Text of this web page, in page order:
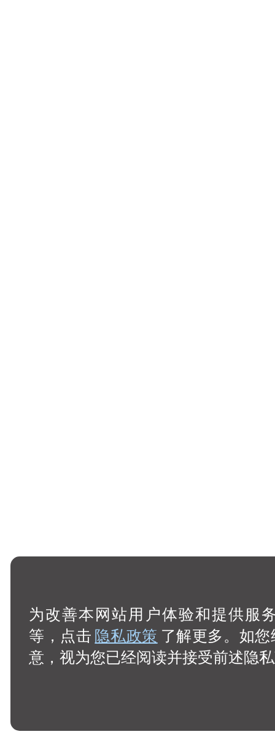
为改善本网站用户体验和提供服
等，点击隐私政策 了解更多。如
意，视为您已经阅读并接受前述隐